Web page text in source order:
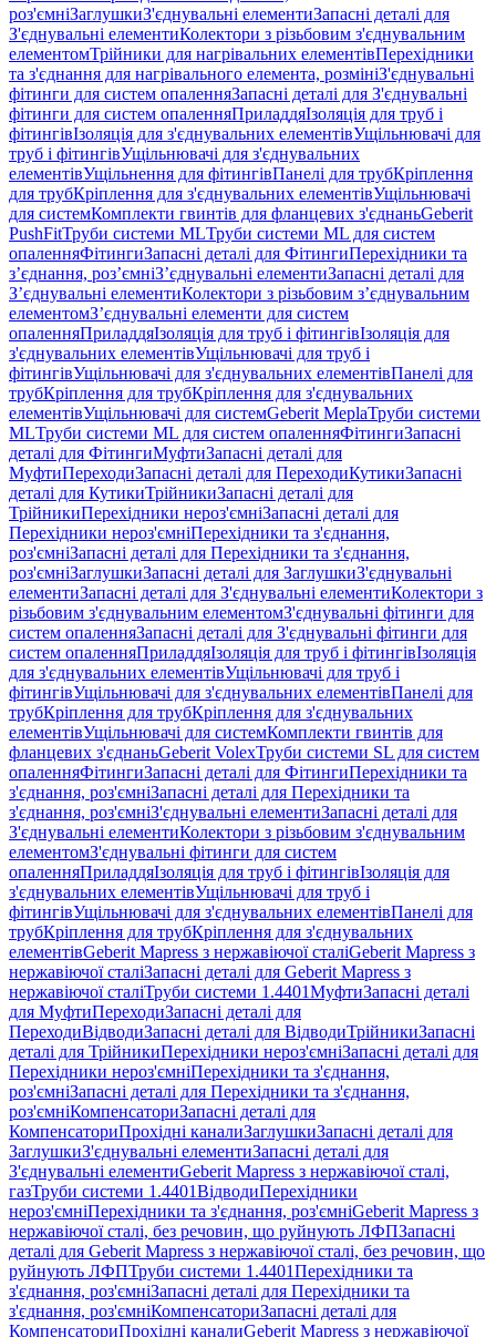
роз'ємніЗаглушкиЗ'єднувальні елементиЗапасні деталі для
З'єднувальні елементиКолектори з різьбовим з'єднувальним
елементомТрійники для нагрівальних елементівПерехідники
та з'єднання для нагрівального елемента, розмініЗ'єднувальні
фітинги для систем опаленняЗапасні деталі для З'єднувальні
фітинги для систем опаленняПриладдяІзоляція для труб і
фітингівІзоляція для з'єднувальних елементівУщільнювачі для
труб і фітингівУщільнювачі для з'єднувальних
елементівУщільнення для фітингівПанелі для трубКріплення
для трубКріплення для з'єднувальних елементівУщільнювачі
для системКомплекти гвинтів для фланцевих з'єднаньGeberit
PushFitТруби системи MLТруби системи ML для систем
опаленняФітингиЗапасні деталі для ФітингиПерехідники та
з’єднання, роз’ємніЗ’єднувальні елементиЗапасні деталі для
З’єднувальні елементиКолектори з різьбовим з’єднувальним
елементомЗ’єднувальні елементи для систем
опаленняПриладдяІзоляція для труб і фітингівІзоляція для
з'єднувальних елементівУщільнювачі для труб і
фітингівУщільнювачі для з'єднувальних елементівПанелі для
трубКріплення для трубКріплення для з'єднувальних
елементівУщільнювачі для системGeberit MeplaТруби системи
MLТруби системи ML для систем опаленняФітингиЗапасні
деталі для ФітингиМуфтиЗапасні деталі для
МуфтиПереходиЗапасні деталі для ПереходиКутикиЗапасні
деталі для КутикиТрійникиЗапасні деталі для
ТрійникиПерехідники нероз'ємніЗапасні деталі для
Перехідники нероз'ємніПерехідники та з'єднання,
роз'ємніЗапасні деталі для Перехідники та з'єднання,
роз'ємніЗаглушкиЗапасні деталі для ЗаглушкиЗ'єднувальні
елементиЗапасні деталі для З'єднувальні елементиКолектори з
різьбовим з'єднувальним елементомЗ'єднувальні фітинги для
систем опаленняЗапасні деталі для З'єднувальні фітинги для
систем опаленняПриладдяІзоляція для труб і фітингівІзоляція
для з'єднувальних елементівУщільнювачі для труб і
фітингівУщільнювачі для з'єднувальних елементівПанелі для
трубКріплення для трубКріплення для з'єднувальних
елементівУщільнювачі для системКомплекти гвинтів для
фланцевих з'єднаньGeberit VolexТруби системи SL для систем
опаленняФітингиЗапасні деталі для ФітингиПерехідники та
з'єднання, роз'ємніЗапасні деталі для Перехідники та
з'єднання, роз'ємніЗ'єднувальні елементиЗапасні деталі для
З'єднувальні елементиКолектори з різьбовим з'єднувальним
елементомЗ'єднувальні фітинги для систем
опаленняПриладдяІзоляція для труб і фітингівІзоляція для
з'єднувальних елементівУщільнювачі для труб і
фітингівУщільнювачі для з'єднувальних елементівПанелі для
трубКріплення для трубКріплення для з'єднувальних
елементівGeberit Mapress з нержавіючої сталіGeberit Mapress з
нержавіючої сталіЗапасні деталі для Geberit Mapress з
нержавіючої сталіТруби системи 1.4401МуфтиЗапасні деталі
для МуфтиПереходиЗапасні деталі для
ПереходиВідводиЗапасні деталі для ВідводиТрійникиЗапасні
деталі для ТрійникиПерехідники нероз'ємніЗапасні деталі для
Перехідники нероз'ємніПерехідники та з'єднання,
роз'ємніЗапасні деталі для Перехідники та з'єднання,
роз'ємніКомпенсаториЗапасні деталі для
КомпенсаториПрохідні каналиЗаглушкиЗапасні деталі для
ЗаглушкиЗ'єднувальні елементиЗапасні деталі для
З'єднувальні елементиGeberit Mapress з нержавіючої сталі,
газТруби системи 1.4401ВідводиПерехідники
нероз'ємніПерехідники та з'єднання, роз'ємніGeberit Mapress з
нержавіючої сталі, без речовин, що руйнують ЛФПЗапасні
деталі для Geberit Mapress з нержавіючої сталі, без речовин, що
руйнують ЛФПТруби системи 1.4401Перехідники та
з'єднання, роз'ємніЗапасні деталі для Перехідники та
з'єднання, роз'ємніКомпенсаториЗапасні деталі для
КомпенсаториПрохідні каналиGeberit Mapress з нержавіючої